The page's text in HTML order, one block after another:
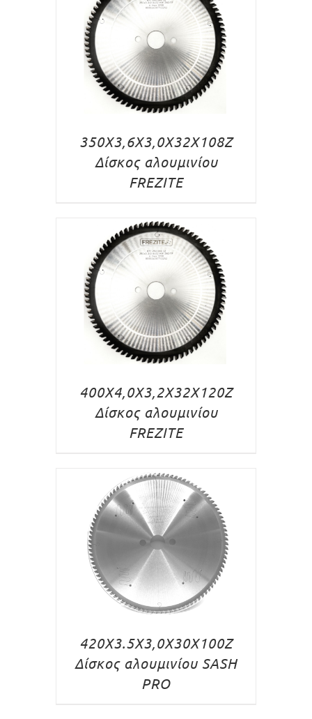
350X3,6X3,0X32X108Z
Δίσκος αλουμινίου
FREZITE
400X4,0X3,2X32X120Z
Δίσκος αλουμινίου
FREZITE
420Χ3.5Χ3,0X30X100Z
Δίσκος αλουμινίου SASH
PRO